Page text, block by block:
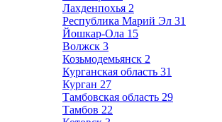
Лахденпохья 2
Республика Марий Эл 31
Йошкар-Ола 15
Волжск 3
Козьмодемьянск 2
Курганская область 31
Курган 27
Тамбовская область 29
Тамбов 22